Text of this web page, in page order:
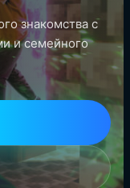
знакомства с
и семейного